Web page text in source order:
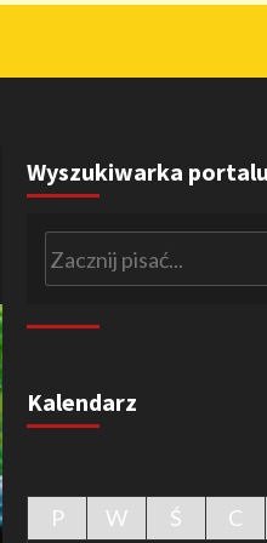
Wyszukiwarka portalu
Szukaj
Kalendarz
P
W Ś C